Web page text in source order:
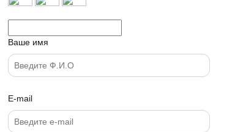
Ваше имя
E-mail